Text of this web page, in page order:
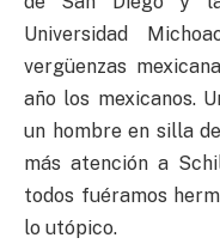
Universidad
vergüenzas
año los mexicanos.
un hombre en silla
más atención a
todos fuéramos
lo utópico.